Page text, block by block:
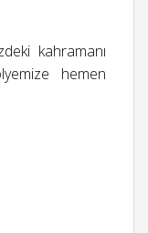
kahramanı
hemen